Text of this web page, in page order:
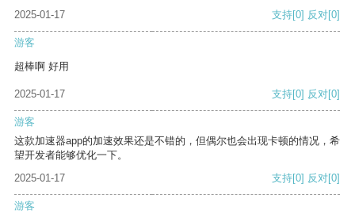
2025-01-17
支持[0] 反对[0]
游客
超棒啊 好用
2025-01-17 支持[0] 反对[0]
游客
这款加速器app的加速效果还是不错的，但偶尔也会出现卡顿的情况，希
望开发者能够优化一下。
2025-01-17
支持[0] 反对[0]
游客